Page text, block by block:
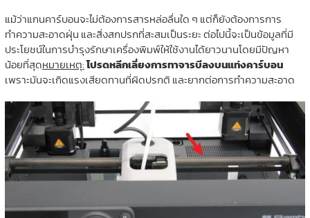
แม้ว่าแกนคาร์บอนจะไม่ต้องการสารหล่อลื่นใด ๆ แต่ก็ยังต้องการการ
ทำความสะอาดฝุ่น และสิ่งสกปรกที่สะสมเป็นระยะ ต่อไปนี้จะเป็นข้อมูลที่มี
ประโยชน์ในการบำรุงรักษาเครื่องพิมพ์ให้ใช้งานได้ยาวนานโดยมีปัญหา
น้อยที่สุดหมายเหตุ:โปรดหลีกเลี่ยงการทาจารบีลงบนแท่งคาร์บอน
เพราะมันจะเกิดแรงเสียดทานที่ผิดปรกติ และยากต่อการทำความสะอาด